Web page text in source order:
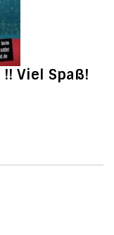
!! Viel Spaß!